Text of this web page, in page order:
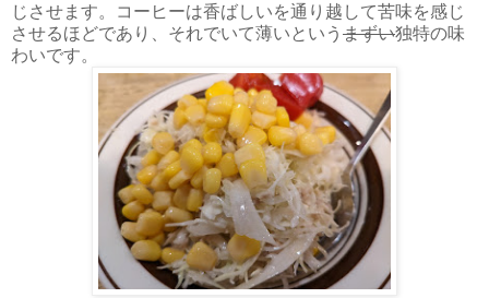
じさせます。コーヒーは香ばしいを通り越して苦味を感じ
させるほどであり、それでいて薄いという まずい独特の味
わいです。